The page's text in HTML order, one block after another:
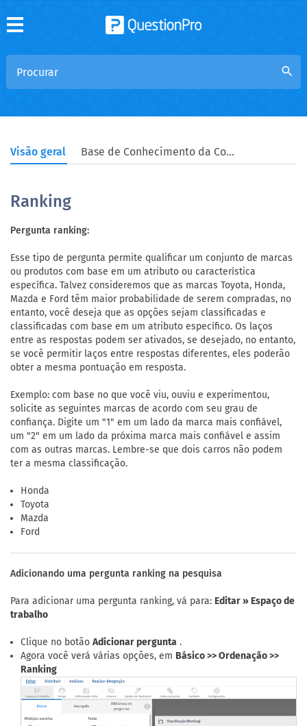
search
Visão geral Base de Conhecimento da Comunidade
Ranking
Pergunta ranking:
Esse tipo de pergunta permite qualificar um conjunto de marcas
ou produtos com base em um atributo ou característica
específica. Talvez consideremos que as marcas Toyota, Honda,
Mazda e Ford têm maior probabilidade de serem compradas, no
entanto, você deseja que as opções sejam classificadas e
classificadas com base em um atributo específico. Os laços
entre as respostas podem ser ativados, se desejado, no entanto,
se você permitir laços entre respostas diferentes, eles poderão
obter a mesma pontuação em resposta.
Exemplo: com base no que você viu, ouviu e experimentou,
solicite as seguintes marcas de acordo com seu grau de
confiança. Digite um "1" em um lado da marca mais confiável,
um "2" em um lado da próxima marca mais confiável e assim
com as outras marcas. Lembre-se que dois carros não podem
ter a mesma classificação.
Honda
Toyota
Mazda
Ford
Adicionando uma pergunta ranking na pesquisa
Para adicionar uma pergunta ranking, vá para: Editar » Espaço de
trabalho
Clique no botão Adicionar pergunta .
Agora você verá várias opções, em Básico >> Ordenação >>
Ranking